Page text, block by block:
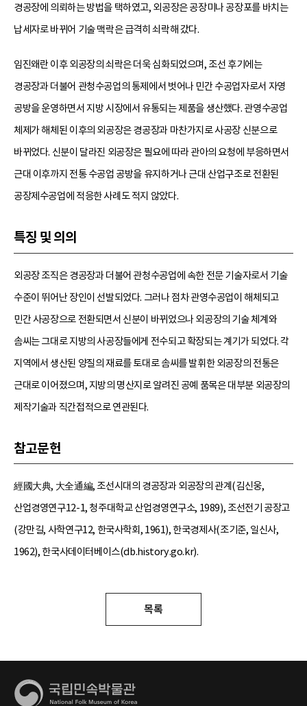
경공장에 의뢰하는 방법을 택하였고, 외공장은 공장미나 공장포를 바치는
납세자로 바뀌어 기술 맥락은 급격히 쇠락해 갔다.
임진왜란 이후 외공장의 쇠락은 더욱 심화되었으며, 조선 후기에는
경공장과 더불어 관청수공업의 통제에서 벗어나 민간 수공업자로서 자영
공방을 운영하면서 지방 시장에서 유통되는 제품을 생산했다. 관영수공업
체제가 해체된 이후의 외공장은 경공장과 마찬가지로 사공장 신분으로
바뀌었다. 신분이 달라진 외공장은 필요에 따라 관아의 요청에 부응하면서
근대 이후까지 전통 수공업 공방을 유지하거나 근대 산업구조로 전환된
공장제수공업에 적응한 사례도 적지 않았다.
특징 및 의의
외공장 조직은 경공장과 더불어 관청수공업에 속한 전문 기술자로서 기술
수준이 뛰어난 장인이 선발되었다. 그러나 점차 관영수공업이 해체되고
민간 사공장으로 전환되면서 신분이 바뀌었으나 외공장의 기술 체계와
솜씨는 그대로 지방의 사공장들에게 전수되고 확장되는 계기가 되었다. 각
지역에서 생산된 양질의 재료를 토대로 솜씨를 발휘한 외공장의 전통은
근대로 이어졌으며, 지방의 명산지로 알려진 공예 품목은 대부분 외공장의
제작기술과 직간접적으로 연관된다.
참고문헌
經國大典, 大全通編, 조선시대의 경공장과 외공장의 관계(김신웅,
산업경영연구12-1, 청주대학교 산업경영연구소, 1989), 조선전기 공장고
(강만길, 사학연구12, 한국사학회, 1961), 한국경제사(조기준, 일신사,
1962), 한국사데이터베이스(db.history.go.kr).
목록